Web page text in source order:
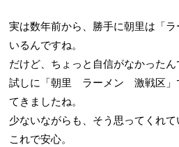
実は数年前から、勝手に朝里は「
いるんですね。
だけど、ちょっと自信がなかったん
試しに「朝里 ラーメン 激戦区」
てきましたね。
少ないながらも、そう思ってくれて
これで安心。